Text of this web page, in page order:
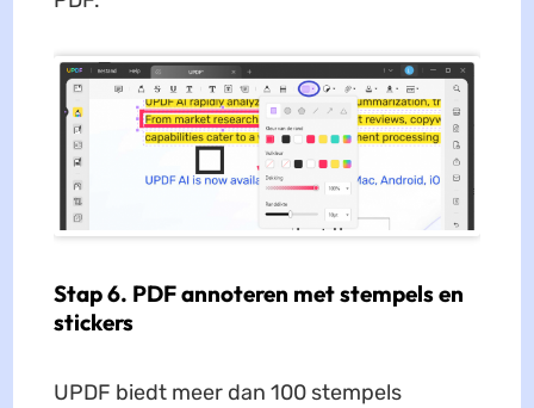
Stap 6. PDF annoteren met stempels en
stickers
UPDF biedt meer dan 100 stempels